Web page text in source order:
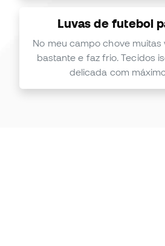
Luvas de futebol
No meu campo chove muitas
bastante e faz frio. Tecidos
delicada com